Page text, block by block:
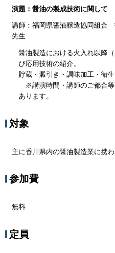
演題：醤油の製成技術に関して
講師：福岡県醤油醸造協同組
先生
醤油製造における火入れ以降
び応用技術の紹介。
貯蔵・澱引き・調味加工・衛生
※講演時間・講師のご都合等
あります。
対象
主に香川県内の醤油製造業に携
参加費
無料
定員